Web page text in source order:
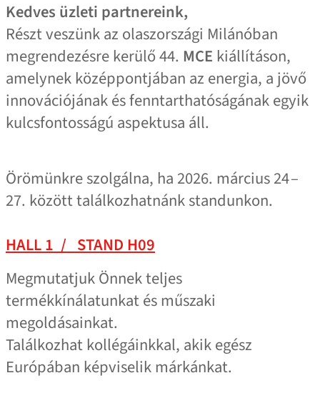
Kedves üzleti partnereink,
Részt veszünk az olaszországi Milánóban
megrendezésre kerülő 44. MCE kiállításon,
amelynek középpontjában az energia, a jövő
innovációjának és fenntarthatóságának egyik
kulcsfontosságú aspektusa áll.
Örömünkre szolgálna, ha 2026. március 24 –
27. között találkozhatnánk standunkon.
HALL 1 / STAND H09
Megmutatjuk Önnek teljes
termékkínálatunkat és műszaki
megoldásainkat.
Találkozhat kollégáinkkal, akik egész
Európában képviselik márkánkat.